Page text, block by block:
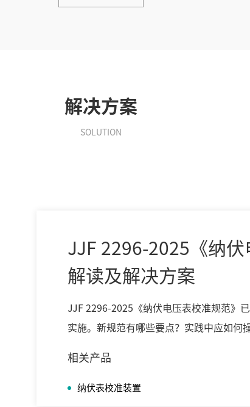
解决方案
SOLUTION
JJF 2296-2025《纳
解读及解决方案
JJF 2296-2025《纳伏电压表校准规范》
实施。新规范有哪些要点？实践中应如何
相关产品
纳伏表校准装置